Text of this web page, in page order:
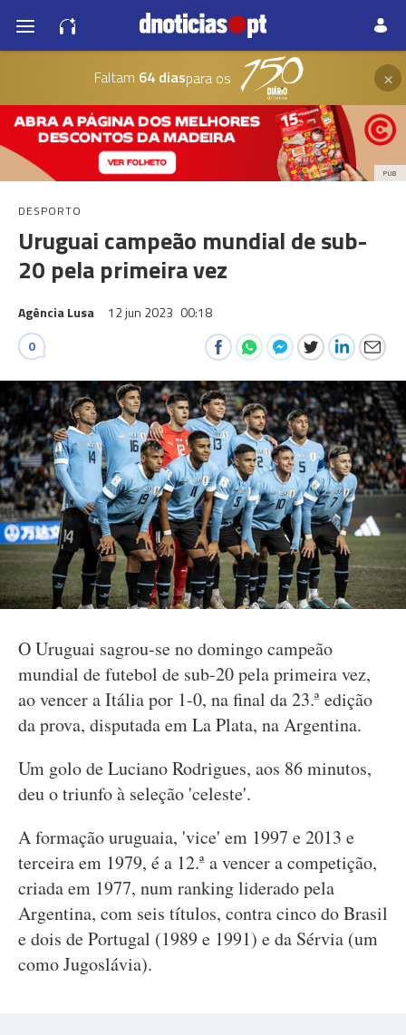
Faltam 64 diaspara os ×
PUB
DESPORTO
Uruguai campeão mundial de sub-
20 pela primeira vez
Agência Lusa 12 jun 2023 00:18
0
O Uruguai sagrou-se no domingo campeão
mundial de futebol de sub-20 pela primeira vez,
ao vencer a Itália por 1-0, na final da 23.ª edição
da prova, disputada em La Plata, na Argentina.
Um golo de Luciano Rodrigues, aos 86 minutos,
deu o triunfo à seleção 'celeste'.
A formação uruguaia, 'vice' em 1997 e 2013 e
terceira em 1979, é a 12.ª a vencer a competição,
criada em 1977, num ranking liderado pela
Argentina, com seis títulos, contra cinco do Brasil
e dois de Portugal (1989 e 1991) e da Sérvia (um
como Jugoslávia).